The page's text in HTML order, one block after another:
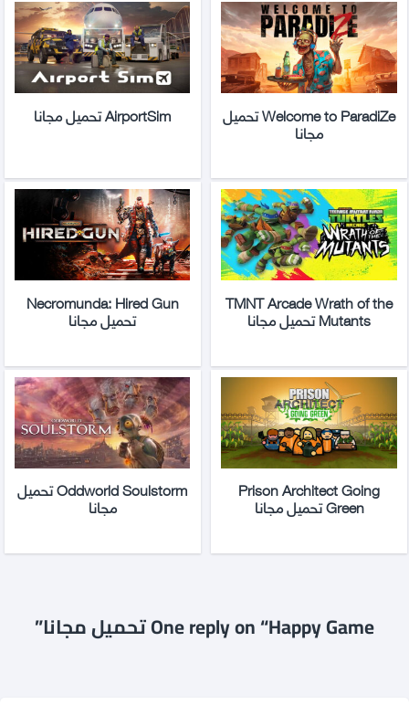
Welcome to ParadiZe تحميل
مجانا
AirportSim تحميل مجانا
TMNT Arcade Wrath of the
Mutants تحميل مجانا
Necromunda: Hired Gun
تحميل مجانا
Prison Architect Going
Green تحميل مجانا
Oddworld Soulstorm تحميل
مجانا
One reply on “Happy Game تحميل مجانا”